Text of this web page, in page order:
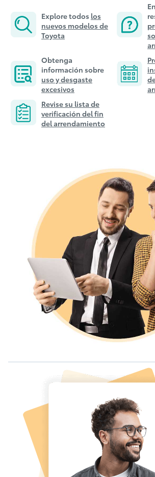
Explore todos los
nuevos modelos de
Toyota
Obtenga
información sobre
uso y desgaste
excesivos
Revise su lista de
verificación del fin
del arrendamiento